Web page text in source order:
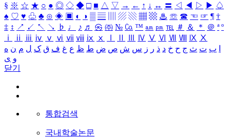
§ ※ ☆ ★ ○ ● ◎ ◇ ◆ □ ■ △ ▽ → ← ↑ ↓ ↔ 〓 ◁ ◀ ▷ ▶ ♤
♠ ♡ ♥ ♧ ♣ ⊙ ◈ ▣ ◐ ◑ ▒ ▤ ▨ ▧ ▦ ▩ ♨ ☏ ☎ ☜ ☞ ¶ †
‡ ↕ ↗ ↙ ↖ ↘ ♭ ♩ ♪ ♬ ㉿ ㈜ № ㏇ ™ ㏂ ㏘ ℡ ＃ ＆ ＊ ＠ ª º
ⅰ
ⅱ ⅲ ⅳ ⅴ ⅵ ⅶ ⅷ ⅸ ⅹ Ⅳ Ⅴ Ⅵ Ⅶ Ⅷ Ⅸ Ⅹ
ب ت ث ج ح خ د ذ ر ز س ش ص ض ط ظ ع غ ف ق ک ل م ن ه
و ی
닫기
통합검색
국내학술논문